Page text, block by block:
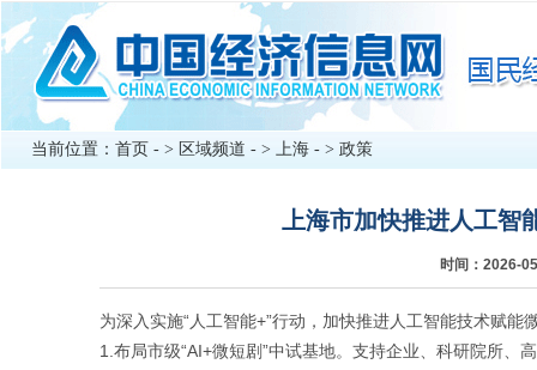
当前位置： 首页 - > 区域频道 - > 上海 - > 政策
上海市加快推进人工智
时间：2026-
为深入实施“人工智能+”行动，加快推进人工智能技术赋
1.布局市级“AI+微短剧”中试基地。支持企业、科研院所